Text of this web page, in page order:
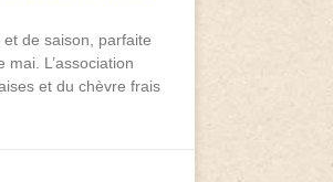
de saison, parfaite
L’association
et du chèvre frais